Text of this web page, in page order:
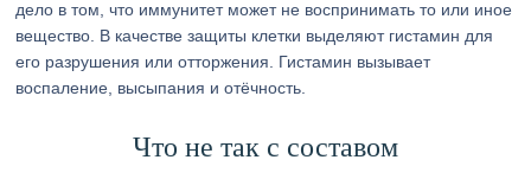
дело в том, что иммунитет может не воспринимать то или иное
вещество. В качестве защиты клетки выделяют гистамин для
его разрушения или отторжения. Гистамин вызывает
воспаление, высыпания и отёчность.
Что не так с составом